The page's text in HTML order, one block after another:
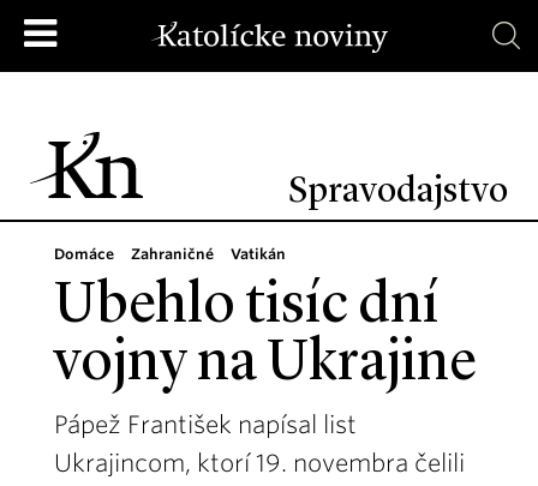
Spravodajstvo
Domáce Zahraničné Vatikán
Ubehlo tisíc dní
vojny na Ukrajine
Pápež František napísal list
Ukrajincom, ktorí 19. novembra čelili